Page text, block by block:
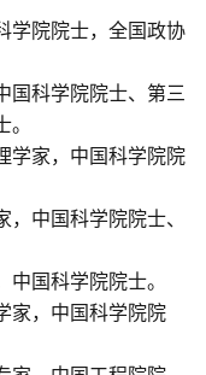
学院院士，全国政协
国科学院院士、第三
学家，中国科学院院
中国科学院院士、
国科学院院士。
家，中国科学院院